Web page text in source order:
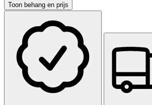
Toon behang en prijs